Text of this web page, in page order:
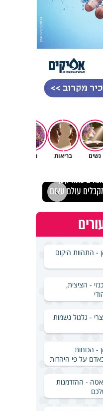
נשים בריאות מגזין
פתח קטן -
עולם עצום
- התהוות היקום
- הציצית,
- גלגול נשמות
- הכוחות
על פי היהדות
- ההזדמנות